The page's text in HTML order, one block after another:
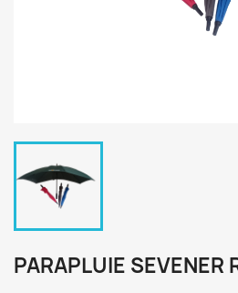
PARAPLUIE SEVENER